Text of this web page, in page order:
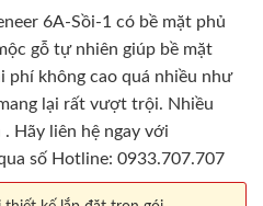
6A-Sồi-1 có bề mặt phủ
gỗ tự nhiên giúp bề mặt
không cao quá nhiều như
lại rất vượt trội. Nhiều
Hãy liên hệ ngay với
số Hotline: 0933.707.707